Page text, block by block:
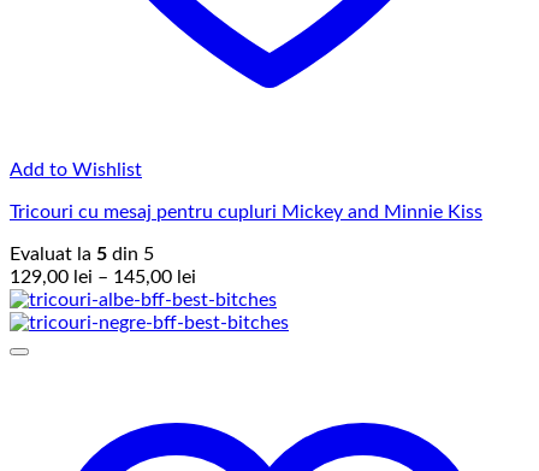
Add to Wishlist
Tricouri cu mesaj pentru cupluri Mickey and Minnie Kiss
Evaluat la 5 din 5
129,00 lei – 145,00 lei
de
prețuri: